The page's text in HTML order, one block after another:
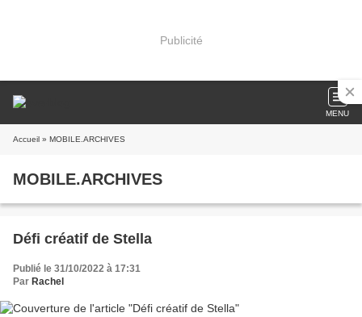
Publicité
MENU
Accueil » MOBILE.ARCHIVES
MOBILE.ARCHIVES
Défi créatif de Stella
Publié le 31/10/2022 à 17:31
Par Rachel